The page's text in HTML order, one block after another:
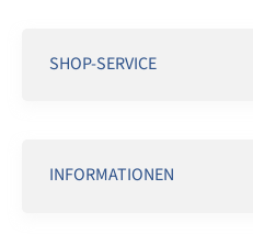
SHOP-SERVICE
INFORMATIONEN